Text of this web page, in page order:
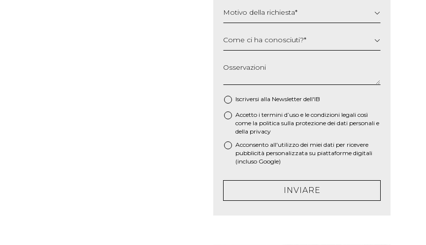
Motivo della richiesta*
Come ci ha conosciuti?*
Osservazioni
Iscriversi alla Newsletter dell'IB
* Accetto i termini d’uso e le condizioni legali così
come la politica sulla protezione dei dati personali e
della privacy
Acconsento all'utilizzo dei miei dati per ricevere
pubblicità personalizzata su piattaforme digitali
(incluso Google)
INVIARE